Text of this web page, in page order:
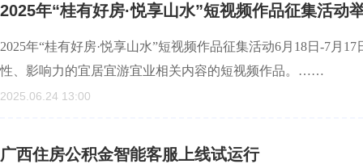
2025年“桂有好房·悦享山水”短视频作品征集活动
2025年“桂有好房·悦享山水”短视频作品征集活动6月18日-7月
性、影响力的宜居宜游宜业相关内容的短视频作品。……
2025.06.24 13:00
广西住房公积金智能客服上线试运行